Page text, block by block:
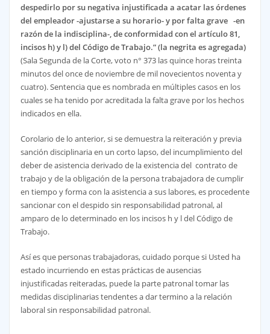
despedirlo por su negativa injustificada a acatar las órdenes
del empleador -ajustarse a su horario- y por falta grave -en
razón de la indisciplina-, de conformidad con el artículo 81,
incisos h) y l) del Código de Trabajo.” (la negrita es agregada)
(Sala Segunda de la Corte, voto n° 373 las quince horas treinta
minutos del once de noviembre de mil novecientos noventa y
cuatro). Sentencia que es nombrada en múltiples casos en los
cuales se ha tenido por acreditada la falta grave por los hechos
indicados en ella.
Corolario de lo anterior, si se demuestra la reiteración y previa
sanción disciplinaria en un corto lapso, del incumplimiento del
deber de asistencia derivado de la existencia del contrato de
trabajo y de la obligación de la persona trabajadora de cumplir
en tiempo y forma con la asistencia a sus labores, es procedente
sancionar con el despido sin responsabilidad patronal, al
amparo de lo determinado en los incisos h y l del Código de
Trabajo.
Así es que personas trabajadoras, cuidado porque si Usted ha
estado incurriendo en estas prácticas de ausencias
injustificadas reiteradas, puede la parte patronal tomar las
medidas disciplinarias tendentes a dar termino a la relación
laboral sin responsabilidad patronal.